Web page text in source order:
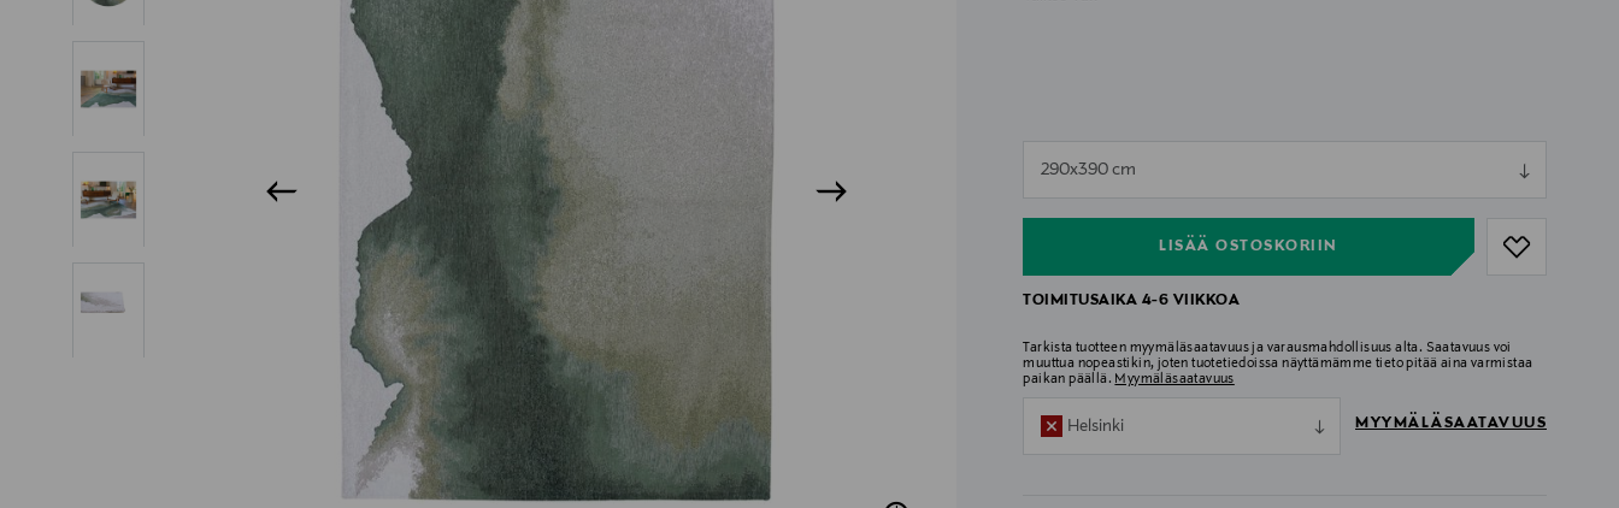
290x390 cm
LISÄÄ OSTOSKORIIN
null
TOIMITUSAIKA 4-6 VIIKKOA
Tarkista tuotteen myymäläsaatavuus ja varausmahdollisuus alta. Saatavuus voi
muuttua nopeastikin, joten tuotetiedoissa näyttämämme tieto pitää aina varmistaa
paikan päällä. Myymäläsaatavuus
Helsinki MYYMÄLÄSAATAVUUS